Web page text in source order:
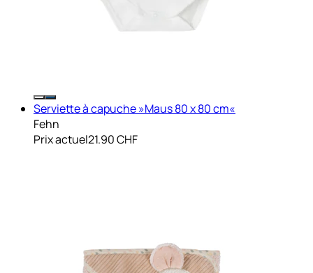
Serviette à capuche »Maus 80 x 80 cm«
Fehn
Prix actuel21.90 CHF